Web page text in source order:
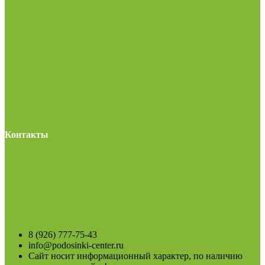
Контакты
8 (926) 777-75-43
info@podosinki-center.ru
Сайт носит информационный характер, по наличию